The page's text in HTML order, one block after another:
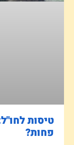
טיסות
פחות?